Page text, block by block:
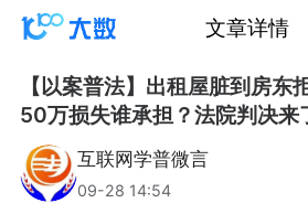
文章详情
【以案普法】出租屋脏到房东
50万损失谁承担？法院判决来
互联网学普微言
09-28 14:54